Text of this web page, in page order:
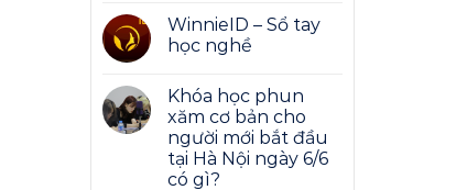
WinnieID – Sổ tay
học nghề
Khóa học phun
xăm cơ bản cho
người mới bắt đầu
tại Hà Nội ngày 6/6
có gì?